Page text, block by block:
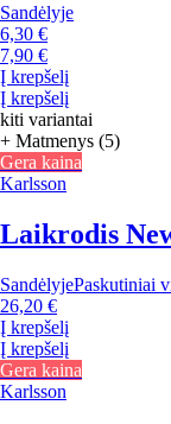
Sandėlyje
6,30 €
7,90 €
Į krepšelį
Į krepšelį
kiti variantai
+ Matmenys (5)
Gera kaina
Karlsson
Laikrodis
SandėlyjePaskutiniai
26,20 €
Į krepšelį
Į krepšelį
Gera kaina
Karlsson